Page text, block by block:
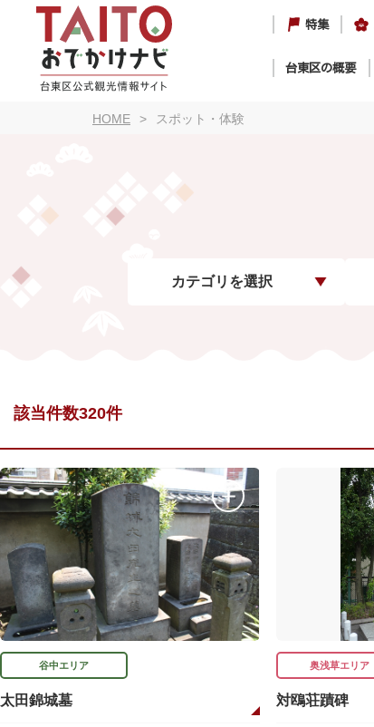
特集
台東区の概要
HOME スポット・体験
カテゴリを選択
該当件数320件
谷中エリア
太田錦城墓
奥浅草エリア
対鴎荘蹟碑